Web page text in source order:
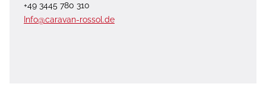
+49 3445 780 310
Info@caravan-rossol.de